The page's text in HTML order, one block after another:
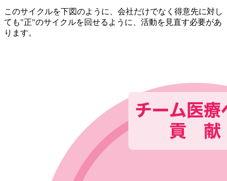
このサイクルを下図のように、会社だけでなく得意先に対し
ても"正"のサイクルを回せるように、活動を見直す必要があ
ります。